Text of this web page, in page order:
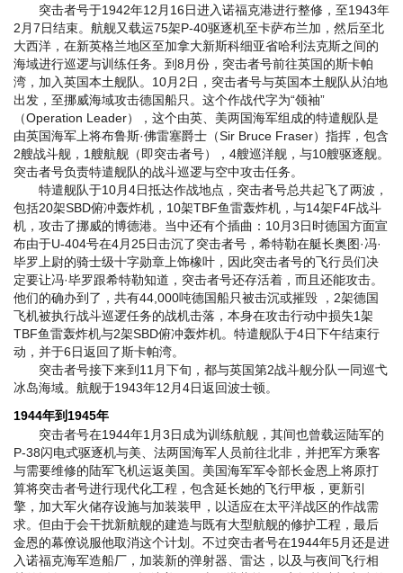
突击者号于1942年12月16日进入诺福克港进行整修，至1943年
2月7日结束。航舰又载运75架P-40驱逐机至卡萨布兰加，然后至北
大西洋，在新英格兰地区至加拿大新斯科细亚省哈利法克斯之间的
海域进行巡逻与训练任务。到8月份，突击者号前往英国的斯卡帕
湾，加入英国本土舰队。10月2日，突击者号与英国本土舰队从泊地
出发，至挪威海域攻击德国船只。这个作战代字为“领袖”
（Operation Leader），这个由英、美两国海军组成的特遣舰队是
由英国海军上将布鲁斯·佛雷塞爵士（Sir Bruce Fraser）指挥，包含
2艘战斗舰，1艘航舰（即突击者号），4艘巡洋舰，与10艘驱逐舰。
突击者号负责特遣舰队的战斗巡逻与空中攻击任务。
特遣舰队于10月4日抵达作战地点，突击者号总共起飞了两波，
包括20架SBD俯冲轰炸机，10架TBF鱼雷轰炸机，与14架F4F战斗
机，攻击了挪威的博德港。当中还有个插曲：10月3日时德国方面宣
布由于U-404号在4月25日击沉了突击者号，希特勒在艇长奥图·冯·
毕罗上尉的骑士级十字勋章上饰橡叶，因此突击者号的飞行员们决
定要让冯·毕罗跟希特勒知道，突击者号还存活着，而且还能攻击。
他们的确办到了，共有44,000吨德国船只被击沉或摧毁 ，2架德国
飞机被执行战斗巡逻任务的战机击落，本身在攻击行动中损失1架
TBF鱼雷轰炸机与2架SBD俯冲轰炸机。特遣舰队于4日下午结束行
动，并于6日返回了斯卡帕湾。
突击者号接下来到11月下旬，都与英国第2战斗舰分队一同巡弋
冰岛海域。航舰于1943年12月4日返回波士顿。
1944年到1945年
突击者号在1944年1月3日成为训练航舰，其间也曾载运陆军的
P-38闪电式驱逐机与美、法两国海军人员前往北非，并把军方乘客
与需要维修的陆军飞机运返美国。美国海军军令部长金恩上将原打
算将突击者号进行现代化工程，包含延长她的飞行甲板，更新引
擎，加大军火储存设施与加装装甲，以适应在太平洋战区的作战需
求。但由于会干扰新航舰的建造与既有大型航舰的修护工程，最后
金恩的幕僚说服他取消这个计划。不过突击者号在1944年5月还是进
入诺福克海军造船厂，加装新的弹射器、雷达，以及与夜间飞行相